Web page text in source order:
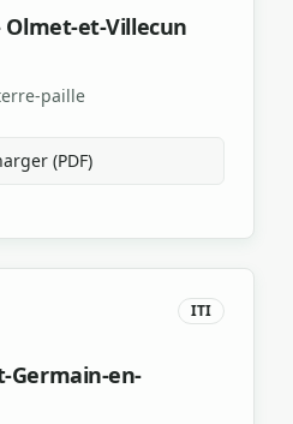
et-Villecun
paille
(PDF)
ITI
Germain-en-